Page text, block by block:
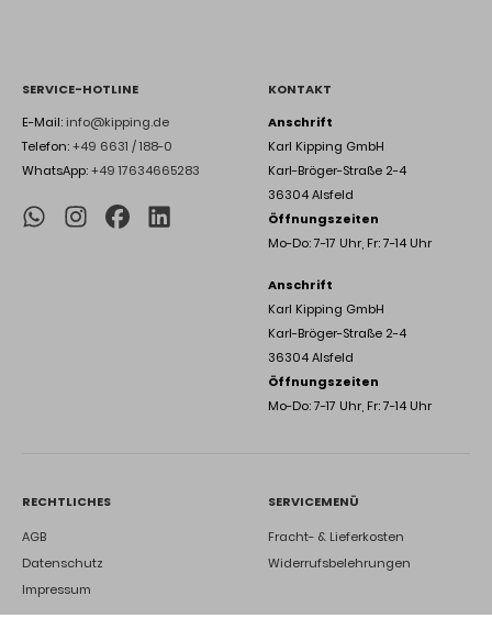
SERVICE-HOTLINE
E-Mail:info@kipping.de
Telefon:+49 6631 / 188-0
WhatsApp:+49 17634665283
KONTAKT
Anschrift
Karl Kipping GmbH
Karl-Bröger-Straße 2-4
36304 Alsfeld
Öffnungszeiten
Mo-Do: 7-17 Uhr, Fr: 7-14 Uhr
Anschrift
Karl Kipping GmbH
Karl-Bröger-Straße 2-4
36304 Alsfeld
Öffnungszeiten
Mo-Do: 7-17 Uhr, Fr: 7-14 Uhr
RECHTLICHES
AGB
Datenschutz
Impressum
SERVICEMENÜ
Fracht- & Lieferkosten
Widerrufsbelehrungen